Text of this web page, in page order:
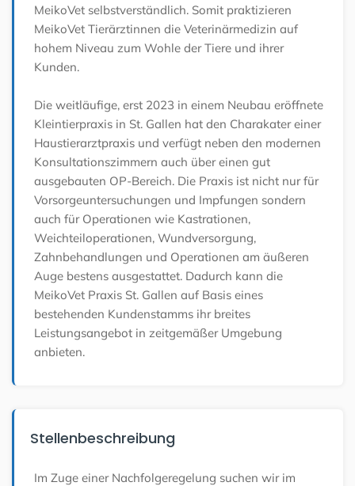
MeikoVet selbstverständlich. Somit praktizieren
MeikoVet Tierärztinnen die Veterinärmedizin auf
hohem Niveau zum Wohle der Tiere und ihrer
Kunden.
Die weitläufige, erst 2023 in einem Neubau eröffnete
Kleintierpraxis in St. Gallen hat den Charakater einer
Haustierarztpraxis und verfügt neben den modernen
Konsultationszimmern auch über einen gut
ausgebauten OP-Bereich. Die Praxis ist nicht nur für
Vorsorgeuntersuchungen und Impfungen sondern
auch für Operationen wie Kastrationen,
Weichteiloperationen, Wundversorgung,
Zahnbehandlungen und Operationen am äußeren
Auge bestens ausgestattet. Dadurch kann die
MeikoVet Praxis St. Gallen auf Basis eines
bestehenden Kundenstamms ihr breites
Leistungsangebot in zeitgemäßer Umgebung
anbieten.
Stellenbeschreibung
Im Zuge einer Nachfolgeregelung suchen wir im